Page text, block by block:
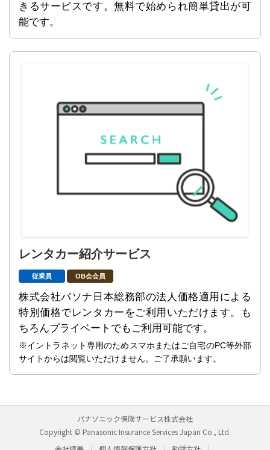
きるサービスです。無料で始められ簡単貸出が可
能です。
レンタカー紹介サービス
従業員 OB会会員
株式会社パソナ日本総務部の法人価格適用による
特別価格でレンタカーをご利用いただけます。も
ちろんプライベートでもご利用可能です。
※イントラネット専用のためスマホまたはご自宅のPC等外部
サイトからは閲覧いただけません。ご了承願います。
パナソニック保険サービス株式会社
Copyright © Panasonic Insurance Services Japan Co., Ltd.